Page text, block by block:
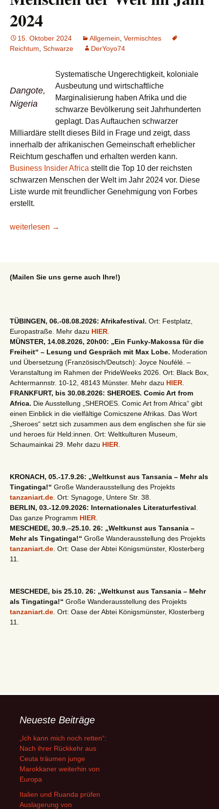
2024
15. Oktober 2024 Allgemein Vermischtes
Reichtum Schwarze DerYoyo74
Dangote,
Nigeria
Systematische Ungerechtigkeit, koloniale
Ausbeutung und wirtschaftliche
Marginalisierung haben Afrika und die
schwarze Bevölkerung seit Jahrhunderten
geplagt. Das Auftauchen schwarzer
Milliardäre stellt dieses Bild in Frage und zeigt, dass
innerhalb der afrikanischen Gemeinschaft erheblicher
Reichtum geschaffen und erhalten werden kann.
Business Insider Africa stellt die Top 10 der reichsten
schwarzen Menschen der Welt im Jahr 2024 vor. Diese
Liste wurde mit freundlicher Genehmigung von Forbes
erstellt.
Die 10 reichsten schwarzen Menschen der Welt im Jahr
weiterlesen →
(Mailen Sie uns gerne auch Ihre!)
TÜBINGEN, 06.-08.08.2026: Afrikafestival. Ort: Festplatz,
Europastraße. Mehr dazu HIER
MÜNSTER, 14.08.2026, 20h00: „Ein Funky-Makossa für die
Freiheit“ – Lesung und Gespräch mit Max Lobe. Moderation
und Übersetzung (Französisch/Deutsch): Joyce Noufélé. –
Veranstaltung im Rahmen der PrideWeeks 2026. Ort: Black Box,
Achtermannstr. 10-12, 48143 Münster. Mehr dazu HIER
FRANKFURT, bis 30.08.2026: SHEROES. Comic Art from
Africa. Die Ausstellung „SHEROES. Comic Art from Africa“ gibt
einen Einblick in die vielfältige Comicszene Afrikas. Das Wort
„Sheroes“ setzt sich zusammen aus dem englischen she für sie
und heroes für Held:innen. Ort: Weltkulturen Museum,
Schaumainkai 29. Mehr dazu HIER
KRONACH, 05.-17.9.26: „Weltkunst aus Tansania – Mehr als
Tingatinga!“ Große Wanderausstellung des Projekts
tanzaniart.de . Ort: Synagoge, Untere Str. 38.
BERLIN, 03.-12.09.2026: Internationales Literaturfestival
Das ganze Programm HIER
MESCHEDE, 30.9.–25.10. 26: „Weltkunst aus Tansania –
Mehr als Tingatinga!“ Große Wanderausstellung des Projekts
tanzaniart.de . Ort: Oase der Abtei Königsmünster, Klosterberg
11.
MESCHEDE, bis 25.10. 26: „Weltkunst aus Tansania – Mehr
als Tingatinga!“ Große Wanderausstellung des Projekts
tanzaniart.de . Ort: Oase der Abtei Königsmünster, Klosterberg
11.
Neueste Beiträge
„Ich kann mich noch retten“:
Nach ihrer Rückkehr aus
Ceuta träumen junge
Marokkaner weiterhin von
Europa
Italien und Ruanda prüfen
Auslagerung von